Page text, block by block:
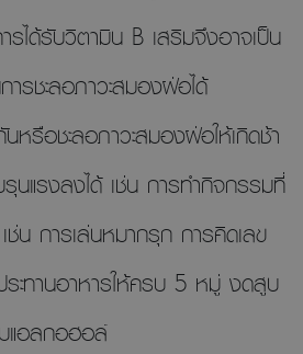
ได้รับวิตามิน B เสริมจึงอาจเป็น
ารชะลอภาวะสมองฝ่อได้
หรือชะลอภาวะสมองฝ่อให้เกิดช้า
แรงลงได้ เช่น การทำกิจกรรมที่
ช่น การเล่นหมากรุก การคิดเลข
ะทานอาหารให้ครบ 5 หมู่ งดสูบ
แอลกอฮอล์